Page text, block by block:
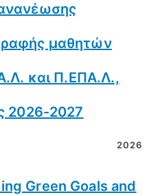
μαθητών
και Π.ΕΠΑ.Λ.,
2026-2027
2026
Green Goals and